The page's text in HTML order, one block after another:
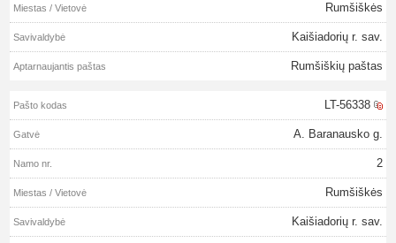
Rumšiškės
Kaišiadorių r. sav.
Rumšiškių paštas
LT-56338
A. Baranausko g.
2
Rumšiškės
Kaišiadorių r. sav.